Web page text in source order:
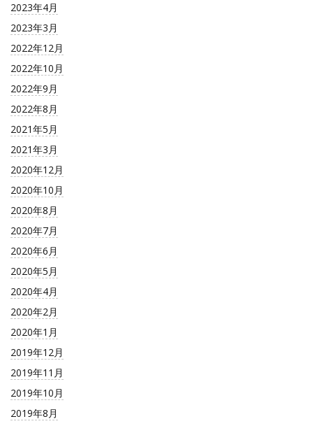
2023年4月
2023年3月
2022年12月
2022年10月
2022年9月
2022年8月
2021年5月
2021年3月
2020年12月
2020年10月
2020年8月
2020年7月
2020年6月
2020年5月
2020年4月
2020年2月
2020年1月
2019年12月
2019年11月
2019年10月
2019年8月